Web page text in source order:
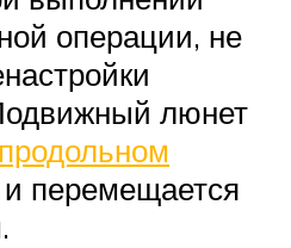
операции, не
люнет
продольном
перемещается